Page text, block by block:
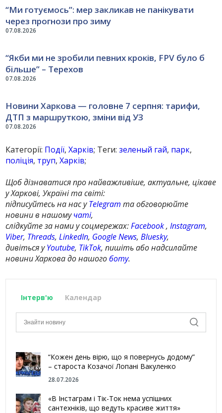
07.08.2026
“Ми готуємось”: мер закликав не панікувати
через прогнози про зиму
07.08.2026
“Якби ми не зробили певних кроків, FPV було б
більше” – Терехов
07.08.2026
Новини Харкова — головне 7 серпня: тарифи,
ДТП з маршруткою, зміни від УЗ
Категорії: Події,Харків; Теги:зеленый гай, парк,
поліція, труп,Харків;
Щоб дізнаватися про найважливіше, актуальне, цікаве
у Харкові, Україні та світі:
підписуйтесь на нас уTelegram та обговорюйте
новини в нашомучаті,
слідкуйте за нами у соцмережах:Facebook,Instagram,
Viber, Threads,LinkedIn, Google News,Bluesky,
дивіться уYoutube, TikTok, пишіть або надсилайте
новини Харкова до нашогоботу.
Інтерв'ю Календар
“Кожен день вірю, що я повернусь додому”
– староста Козачої Лопані Вакуленко
28.07.2026
«В Інстаграм і Тік-Ток нема успішних
сантехніків, що ведуть красиве життя»